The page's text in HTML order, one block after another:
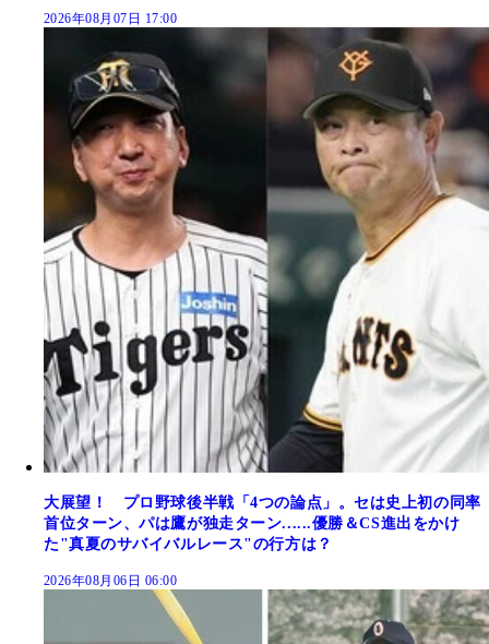
2026年08月07日 17:00
大展望！ プロ野球後半戦「4つの論点」。セは史上初の同率
首位ターン、パは鷹が独走ターン......優勝＆CS進出をかけ
た"真夏のサバイバルレース"の行方は？
2026年08月06日 06:00